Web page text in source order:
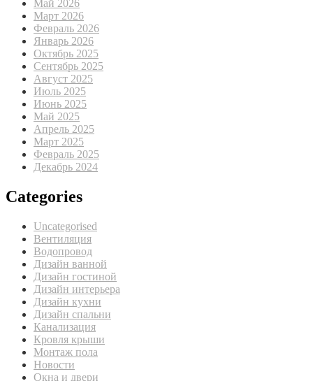
Май 2026
Март 2026
Февраль 2026
Январь 2026
Октябрь 2025
Сентябрь 2025
Август 2025
Июль 2025
Июнь 2025
Май 2025
Апрель 2025
Март 2025
Февраль 2025
Декабрь 2024
Categories
Uncategorised
Вентиляция
Водопровод
Дизайн ванной
Дизайн гостиной
Дизайн интерьера
Дизайн кухни
Дизайн спальни
Канализация
Кровля крыши
Монтаж пола
Новости
Окна и двери